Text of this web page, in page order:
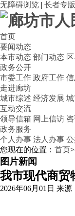
无障碍浏览 | 长者专版
首页
要闻动态
本市动态 部门动态
政务公开
市委工作 政府工作
走进廊坊
城市综述 经济发展
互动交流
领导信箱 网上信访
政务服务
个人办事 法人办事
您现在的位置： 首页>
图片新闻
我市现代商贸
2026年06月01日 来源